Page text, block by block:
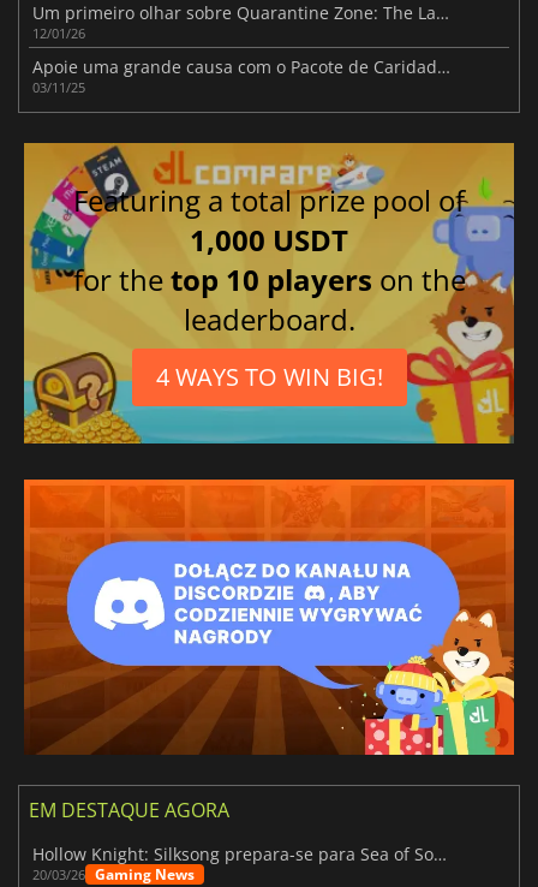
Um primeiro olhar sobre Quarantine Zone: The Last Check e o seu crescente burburinho
12/01/26
Apoie uma grande causa com o Pacote de Caridade Movember da Fanatical este mês
03/11/25
Featuring a total prize pool of
1,000 USDT
for thetop 10 players on the
leaderboard.
4 WAYS TO WIN BIG!
EM DESTAQUE AGORA
Hollow Knight: Silksong prepara-se para Sea of Sorrow com um patch
20/03/26 Gaming News